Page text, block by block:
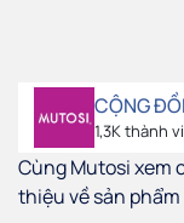
CỘNG
1,3K thành
Cùng Mutosi xem
thiệu về sản phẩm